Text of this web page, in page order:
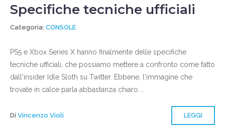
Specifiche tecniche ufficiali
Categoria: CONSOLE
PS5 e Xbox Series X hanno finalmente delle specifiche
tecniche ufficiali, che possiamo mettere a confronto come fatto
dall'insider Idle Sloth su Twitter. Ebbene, l'immagine che
trovate in calce parla abbastanza chiaro ...
Di Vincenzo Violi LEGGI